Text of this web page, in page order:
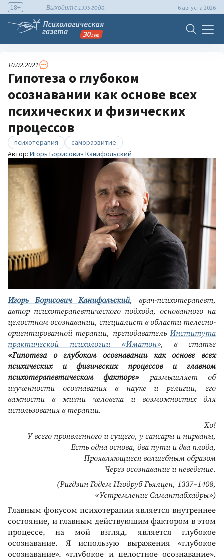
18+ Выходит с 1995 года 6 августа 2026
10.02.2021
Гипотеза о глубоком
осознавании как основе всех
психических и физических
процессов
психотерапия
саморазвитие
Автор: Игорь Борисович Канифольский
Игорь Борисович Канифольский, врач-психотерапевт,
автор психотерапевтического подхода, основанного на
целостном осознавании, специалист в области телесно-
ориентированной терапии, преподаватель Института
практической психологии «Иматон», в статье
«Гипотеза о глубоком осознавании как основе всех
психических и физических процессов и главном
психотерапевтическом факторе» размышляет об
изученности осознавания в науке и религии, его
важности в жизни человека и возможностях для
использования в терапии.
Хо!
У всего проявленного и сущего, у сансары и нирваны,
Есть одна основа, два пути и два плода,
Проявляющиеся волшебным образом
Через осознавание и неведение.
(Ригдзин Годем Нгодруб Гьялцен, 1337–1408,
«Устремление Самантабхадры»)
Главным фокусом психотерапии является внутреннее
состояние, и главным действующим фактором в этом
процессе, на мой взгляд, является глубокое
осознавание. Я использую выражения «глубокое
осознавание», «глубокое и целостное осознавание»,